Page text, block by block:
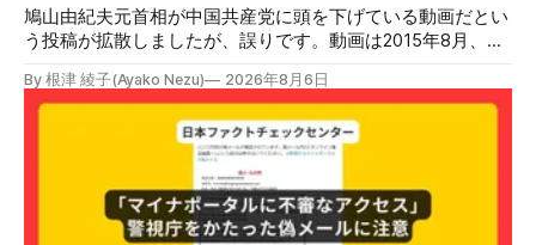
鳩山由紀夫元首相が中国共産党に頭を下げている動画だとい
う投稿が拡散しましたが、誤りです。動画は2015年8月、鳩
立運動家らに謝罪した映像です。中国共産党に対して頭を下
げている動画ではありません。 検証対象 拡散した言説 2026
年7月30日、「日本人がなぜ左翼を嫌うのか、考えたことは
ありますか？/ここに日本の左寄り首相だった鳩山由紀夫が
います。彼は2009年から2010年まで1年間務めました。/こ
のビデオでは、彼が中国を訪問中に中国共産党に対して恥じ
らいながら頭を下げています」という英文付きの動画がXで
By 根津 綾子(Ayako Nezu) 2026年8月6日